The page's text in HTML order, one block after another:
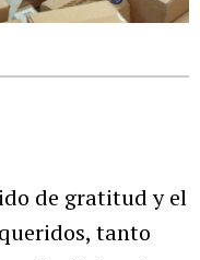
de gratitud y el
tanto